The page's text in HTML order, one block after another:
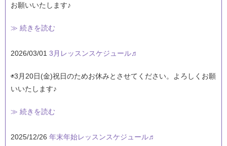
お願いいたします♪
≫ 続きを読む
2026/03/01 3月レッスンスケジュール♬
◉3月20日(金)祝日のためお休みとさせてください。よろしくお願
いいたします♪
≫ 続きを読む
2025/12/26 年末年始レッスンスケジュール♬